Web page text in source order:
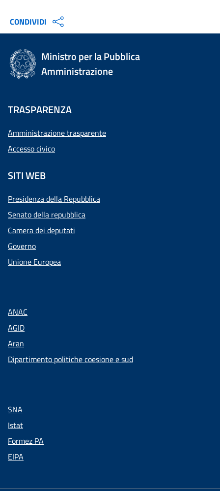
CONDIVIDI
Ministro per la Pubblica
Amministrazione
TRASPARENZA
Amministrazione trasparente
Accesso civico
SITI WEB
Presidenza della Repubblica
Senato della repubblica
Camera dei deputati
Governo
Unione Europea
ANAC
AGID
Aran
Dipartimento politiche coesione e sud
SNA
Istat
Formez PA
EIPA